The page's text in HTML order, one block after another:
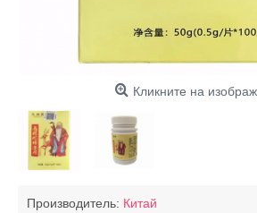
Кликните на
Производитель: Китай